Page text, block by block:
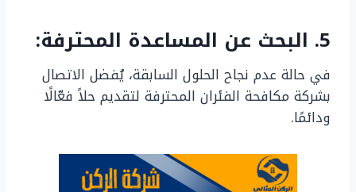
5. البحث عن المساعدة المحترفة:
في حالة عدم نجاح الحلول السابقة، يُفضل الاتصال
بشركة مكافحة الفئران المحترفة لتقديم حلاً فعّالًا
ودائمًا.